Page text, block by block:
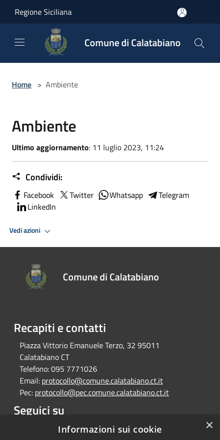
Regione Siciliana
Comune di Calatabiano
Home > Ambiente
Ambiente
Ultimo aggiornamento: 11 luglio 2023, 11:24
Condividi:
Facebook Twitter Whatsapp
Telegram
LinkedIn
Vedi azioni
Comune di Calatabiano
Recapiti e contatti
Piazza Vittorio Emanuele Terzo, 32 95011
Calatabiano CT
Telefono:095 7771026
Email: protocollo@comune.calatabiano.ct.it
Pec: protocollo@pec.comune.calatabiano.ct.it
Seguici su
Facebook ×
Informazioni sui cookie